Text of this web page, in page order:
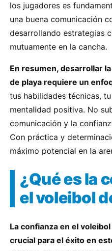
los jugadores es
una buena comunicación
desarrollando estrategias
mutuamente en la cancha.
En resumen, desarrollar
de playa requiere un
tus habilidades técnicas,
mentalidad positiva. No
comunicación y la
Con práctica y
máximo potencial en la
¿Qué es la
el voleibol
La confianza en el
crucial para el éxito en